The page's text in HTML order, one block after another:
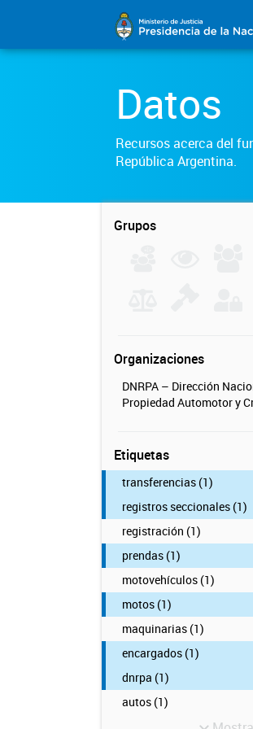
Datos
Recursos acerca del
República Argentina.
Grupos
Organizaciones
DNRPA – Dirección
Propiedad Automotor y
Etiquetas
transferencias (1)
registros seccionales (1)
registración (1)
prendas (1)
motovehículos (1)
motos (1)
maquinarias (1)
encargados (1)
dnrpa (1)
autos (1)